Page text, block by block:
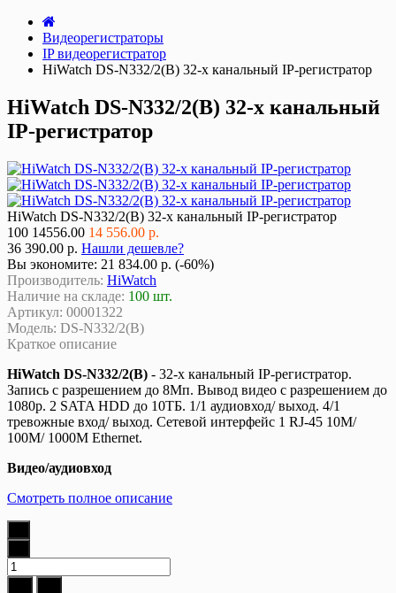
Видеорегистраторы
IP видеорегистратор
HiWatch DS-N332/2(B) 32-х канальный IP-регистратор
HiWatch DS-N332/2(B) 32-х канальный
IP-регистратор
HiWatch DS-N332/2(B) 32-х канальный IP-регистратор
100 14556.00 14 556.00 р.
36 390.00 р. Нашли дешевле?
Вы экономите: 21 834.00 р. (-60%)
Производитель: HiWatch
Наличие на складе: 100 шт.
Артикул: 00001322
Модель: DS-N332/2(B)
Краткое описание
HiWatch DS-N332/2(B) - 32-х канальный IP-регистратор.
Запись с разрешением до 8Мп. Вывод видео с разрешением до
1080р. 2 SATA HDD до 10ТБ. 1/1 аудиовход/ выход. 4/1
тревожные вход/ выход. Сетевой интерфейс 1 RJ-45 10M/
100M/ 1000M Ethernet.
Видео/аудиовход
Смотреть полное описание